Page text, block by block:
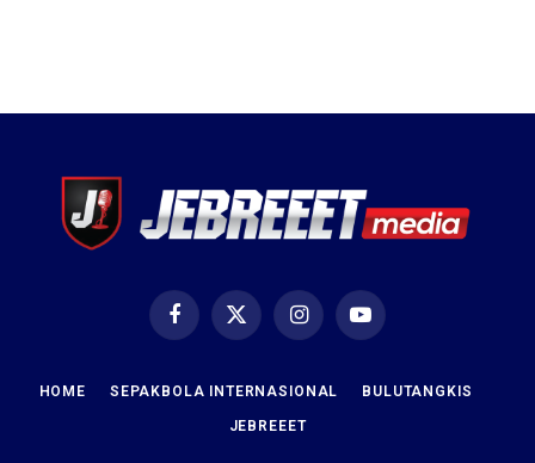
FacebookX
(Twitter)
InstagramYouTube
HOME SEPAKBOLA INTERNASIONAL BULUTANGKIS
JEBREEET